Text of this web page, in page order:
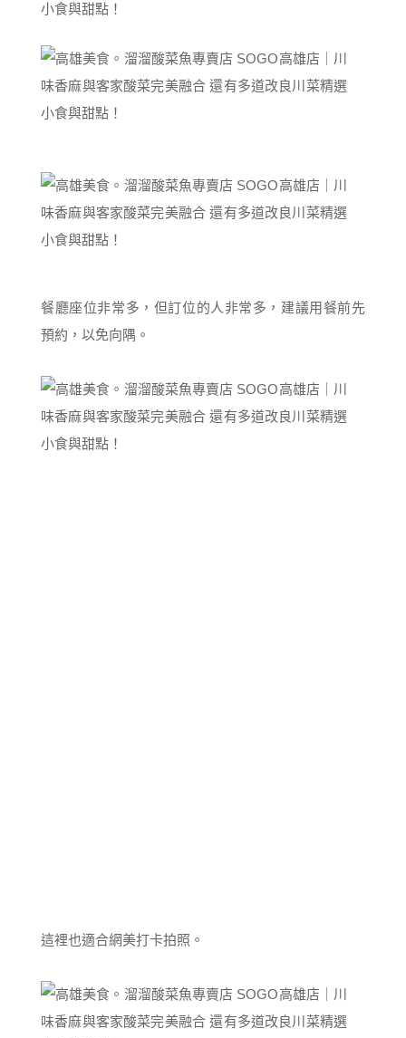
餐廳座位非常多，但訂位的人非常多，建議用餐前先
預約，以免向隅。
這裡也適合網美打卡拍照。